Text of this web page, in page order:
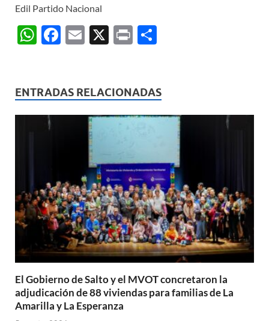
Edil Partido Nacional
W
s
A
F
b
o
E
X
P
p
ar
ENTRADAS RELACIONADAS
El Gobierno de Salto y el MVOT concretaron la
adjudicación de 88 viviendas para familias de La
Amarilla y La Esperanza